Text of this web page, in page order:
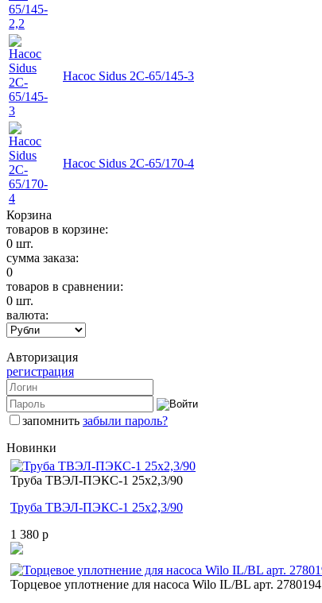
Насос Sidus 2C-65/145-3
Насос Sidus 2C-65/170-4
Корзина
товаров в корзине:
0 шт.
сумма заказа:
0
товаров в сравнении:
0 шт.
валюта:
Авторизация
регистрация
запомнить забыли пароль?
Новинки
Труба ТВЭЛ-ПЭКС-1 25x2,3/90
Труба ТВЭЛ-ПЭКС-1 25x2,3/90
1 380 p
Торцевое уплотнение для насоса Wilo IL/BL арт. 2780194